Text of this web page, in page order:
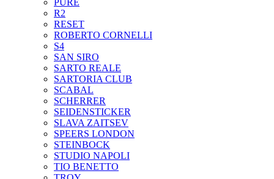
PURE
R2
RESET
ROBERTO CORNELLI
S4
SAN SIRO
SARTO REALE
SARTORIA CLUB
SCABAL
SCHERRER
SEIDENSTICKER
SLAVA ZAITSEV
SPEERS LONDON
STEINBOCK
STUDIO NAPOLI
TIO BENETTO